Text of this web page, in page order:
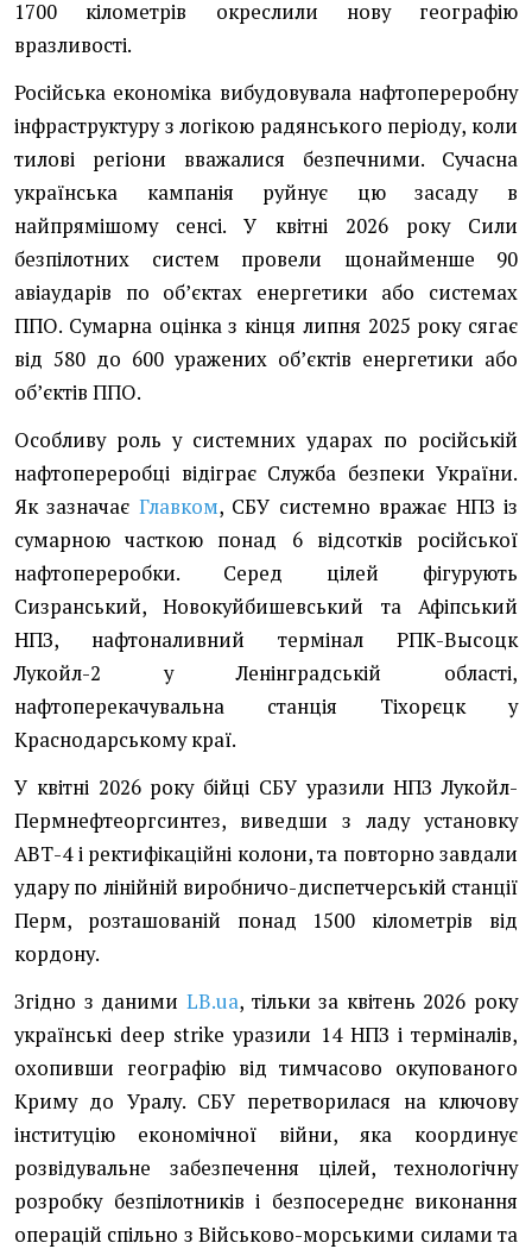
1700 кілометрів окреслили нову географію
вразливості.
Російська економіка вибудовувала нафтопереробну
інфраструктуру з логікою радянського періоду, коли
тилові регіони вважалися безпечними. Сучасна
українська кампанія руйнує цю засаду в
найпрямішому сенсі. У квітні 2026 року Сили
безпілотних систем провели щонайменше 90
авіаударів по обʼєктах енергетики або системах
ППО. Сумарна оцінка з кінця липня 2025 року сягає
від 580 до 600 уражених обʼєктів енергетики або
обʼєктів ППО.
Особливу роль у системних ударах по російській
нафтопереробці відіграє Служба безпеки України.
Як зазначає Главком, СБУ системно вражає НПЗ із
сумарною часткою понад 6 відсотків російської
нафтопереробки. Серед цілей фігурують
Сизранський, Новокуйбишевський та Афіпський
НПЗ, нафтоналивний термінал РПК-Высоцк
Лукойл-2 у Ленінградській області,
нафтоперекачувальна станція Тіхорєцк у
Краснодарському краї.
У квітні 2026 року бійці СБУ уразили НПЗ Лукойл-
Пермнефтеоргсинтез, виведши з ладу установку
АВТ-4 і ректифікаційні колони, та повторно завдали
удару по лінійній виробничо-диспетчерській станції
Перм, розташованій понад 1500 кілометрів від
кордону.
Згідно з даними LB.ua, тільки за квітень 2026 року
українські deep strike уразили 14 НПЗ і терміналів,
охопивши географію від тимчасово окупованого
Криму до Уралу. СБУ перетворилася на ключову
інституцію економічної війни, яка координує
розвідувальне забезпечення цілей, технологічну
розробку безпілотників і безпосереднє виконання
операцій спільно з Військово-морськими силами та